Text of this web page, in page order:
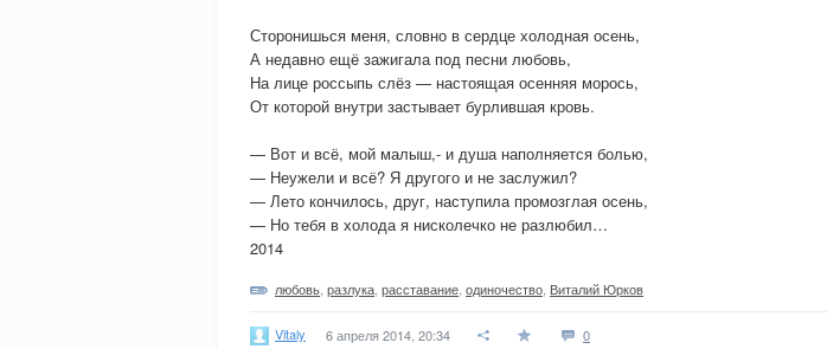
Сторонишься меня, словно в сердце холодная осень,
А недавно ещё зажигала под песни любовь,
На лице россыпь слёз — настоящая осенняя морось,
От которой внутри застывает бурлившая кровь.
— Вот и всё, мой малыш,- и душа наполняется болью,
— Неужели и всё? Я другого и не заслужил?
— Лето кончилось, друг, наступила промозглая осень,
— Но тебя в холода я нисколечко не разлюбил…
2014
любовь разлука расставание одиночество Виталий Юрков
Vitaly 6 апреля 2014, 20:34 0